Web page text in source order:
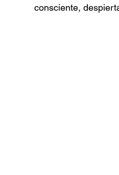
consciente,